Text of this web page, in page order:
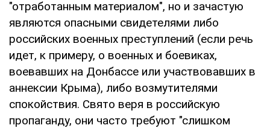
"отработанным материалом", но и зачастую
являются опасными свидетелями либо
российских военных преступлений (если речь
идет, к примеру, о военных и боевиках,
воевавших на Донбассе или участвовавших в
аннексии Крыма), либо возмутителями
спокойствия. Свято веря в российскую
пропаганду, они часто требуют "слишком